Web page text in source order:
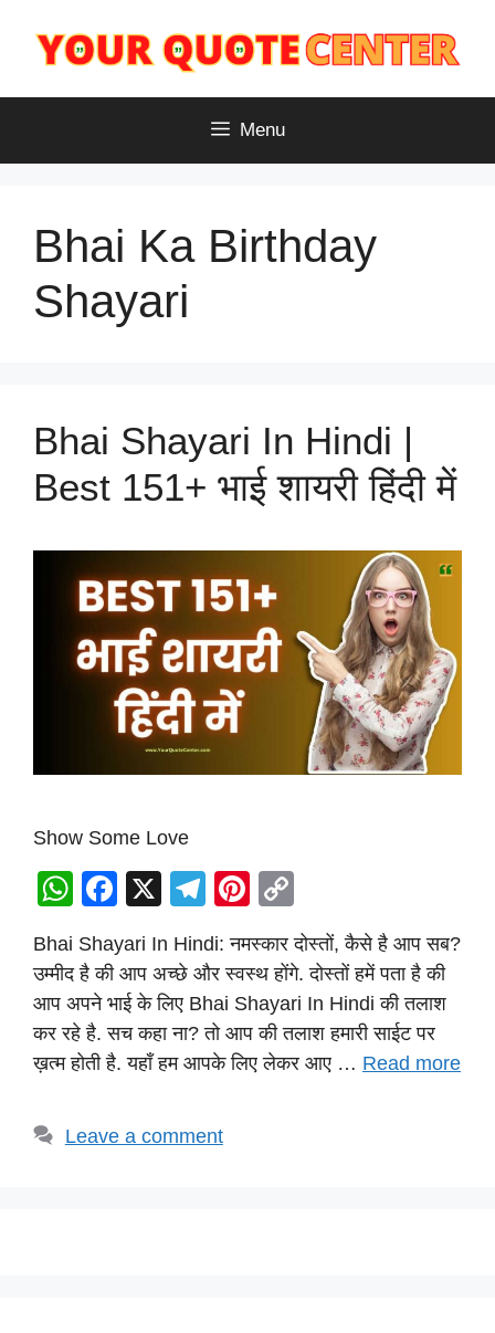
content
Menu
Bhai Ka Birthday
Shayari
Bhai Shayari In Hindi |
Best 151+ भाई शायरी हिंदी में
Show Some Love
W
at
s
A
p
F
c
e
b
o
k
X
T
e
gr
a
m
Pi
er
e
st
o
p
y
Li
n
Bhai Shayari In Hindi: नमस्कार दोस्तों, कैसे है आप सब?
उम्मीद है की आप अच्छे और स्वस्थ होंगे. दोस्तों हमें पता है की
आप अपने भाई के लिए Bhai Shayari In Hindi की तलाश
कर रहे है. सच कहा ना? तो आप की तलाश हमारी साईट पर
ख़त्म होती है. यहाँ हम आपके लिए लेकर आए … Read more
Leave a comment